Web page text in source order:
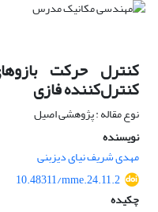
کنترل حرکت
کنترل‌کننده فازی
نوع مقاله : پژوهشی اصیل
نویسنده
مهدی شریف نیای دیزبنی
10.48311/mme.24.11.2
چکیده